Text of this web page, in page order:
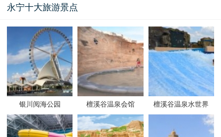
永宁十大旅游景点
银川阅海公园 檀溪谷温泉会馆 檀溪谷温泉水世界